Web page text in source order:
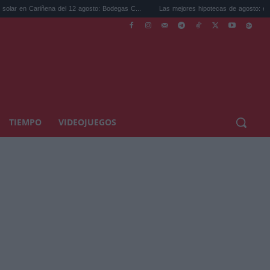
del 12 agosto: Bodegas C... Las mejores hipotecas de agosto: el TAE más
TIEMPO VIDEOJUEGOS